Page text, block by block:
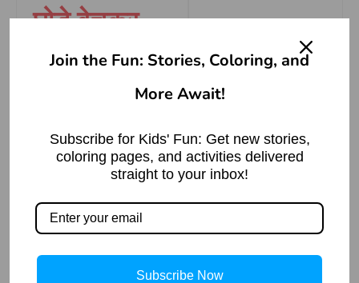
घोड़े बेचकर
सोना Idioms
Meaning in
Sleeping after selling
horses
घोड़े बेचकर
सोना मुहावरे
का वाक्य
How to Draw
Pigeon in Simple
step guide
The Good Guest |
Read More »
Join the Fun: Stories, Coloring, and
More Await!
Subscribe for Kids' Fun: Get new stories,
coloring pages, and activities delivered
straight to your inbox!
Subscribe Now